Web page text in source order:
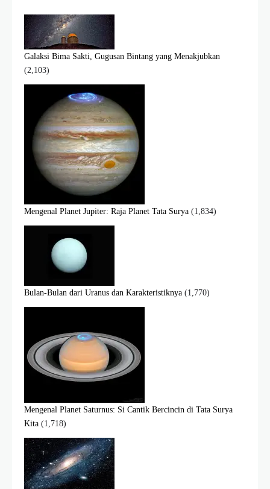
Galaksi Bima Sakti, Gugusan Bintang yang Menakjubkan
(2,103)
Mengenal Planet Jupiter: Raja Planet Tata Surya (1,834)
Bulan-Bulan dari Uranus dan Karakteristiknya (1,770)
Mengenal Planet Saturnus: Si Cantik Bercincin di Tata Surya
Kita (1,718)